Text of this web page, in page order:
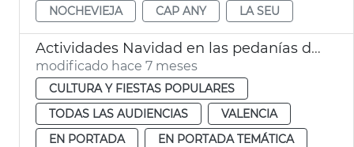
NOCHEVIEJA
CAP ANY LA SEU
Actividades Navidad en las pedanías de València
modificado hace 7 meses
CULTURA Y FIESTAS POPULARES
TODAS LAS AUDIENCIAS
VALENCIA
EN PORTADA
EN PORTADA TEMÁTICA